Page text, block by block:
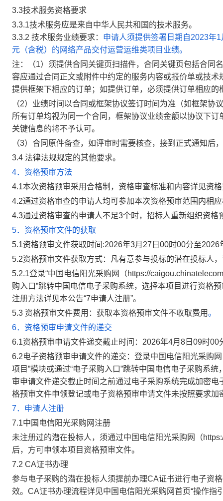
3.3技术服务资格要求
3.3.1技术服务应是来自中华人民共和国 的技术服务。
3.3.2 技术服务业绩要求： 申请人须提供签署日期自2023年
元（含税）的网络产品交付运营运维类项目业绩。
注：（1）须提供合同关键页扫描件，合同关键页包括合同
容应通过合同正文或附件中约定的服务内容或报价单或技
提供框架下相应的订单；如提供订单，必须提供订单相应的
（2）业绩时间以合同或框架协议签订时间为准（如框架
所有订单均视为同一个合同，框架协议业绩金额以协议下
关键信息的将不予认可。
（3）合同原件备查，如评审时需要核查，接到正式通知
3.4 法律法规规定的其他要求。
4．资格预审方法
4.1本次资格预审采用合格制，资格审查标准和内容详见资
4.2通过资格审查的申请人均可参加本次资格预审范围内相
4.3通过资格审查的申请人不足3个时，招标人重新组织资格
5．资格预审文件的获取
5.1资格预审文件获取时间:2026年3月27日00时00分至
5.2资格预审文件获取方式：凡有意参与投标的潜在投标人
5.2.1登录“中国电信阳光采购网（https://
购入口”跳转中国电信电子采购系统，选择本项目进行资格
注册方法详见本公告“7申请人注册”。
5.3 资格预审文件费用：获取本资格预审文件不收取费用。
6．资格预审申请文件的递交
6.1资格预审申请文件递交截止时间：2026年4月8日09时00
6.2电子资格预审申请文件的递交：登录中国电信阳光采购
项目”模块或通过“电子采购入口”跳转中国电信电子采购系
审申请文件递交截止时间之前通过电子采购系统完成加密
格预审文件申领登记或电子资格预审申请文件未按照要求
7．申请人注册
7.1中国电信阳光采购网注册
未注册过的潜在投标人，须通过中国电信阳光采购网（
后，方可申领本项目资格预审文件。
7.2 CA证书办理
参与电子采购的潜在投标人须提前办理CA证书进行电子资
效。 CA证书办理流程详见中国电信阳光采购网首页“操作指